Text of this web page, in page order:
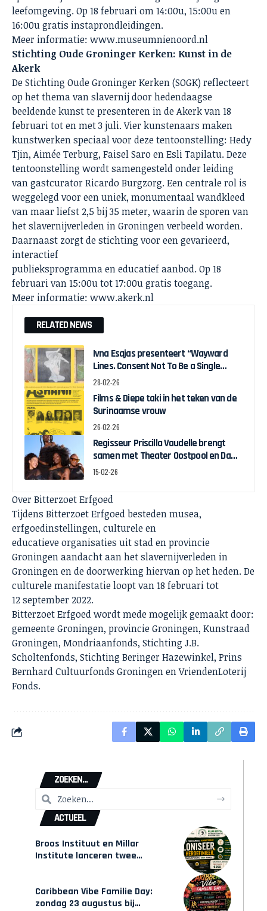
leefomgeving. Op 18 februari om 14:00u, 15:00u en
16:00u gratis instaprondleidingen.
Meer informatie: www.museumnienoord.nl
Stichting Oude Groninger Kerken: Kunst in de
Akerk
De Stichting Oude Groninger Kerken (SOGK) reflecteert
op het thema van slavernij door hedendaagse
beeldende kunst te presenteren in de Akerk van 18
februari tot en met 3 juli. Vier kunstenaars maken
kunstwerken speciaal voor deze tentoonstelling: Hedy
Tjin, Aimée Terburg, Faisel Saro en Esli Tapilatu. Deze
tentoonstelling wordt samengesteld onder leiding
van gastcurator Ricardo Burgzorg. Een centrale rol is
weggelegd voor een uniek, monumentaal wandkleed
van maar liefst 2,5 bij 35 meter, waarin de sporen van
het slavernijverleden in Groningen verbeeld worden.
Daarnaast zorgt de stichting voor een gevarieerd,
interactief
publieksprogramma en educatief aanbod. Op 18
februari van 15:00u tot 17:00u gratis toegang.
Meer informatie: www.akerk.nl
RELATED NEWS
Ivna Esajas presenteert “Wayward
Lines. Consent Not To Be a Single
Being” in Stedelijk Museum
Amsterdam
28-02-26
Films & Diepe taki in het teken van de
Surinaamse vrouw
26-02-26
Regisseur Priscilla Vaudelle brengt
samen met Theater Oostpool en Dawn
Collective BLACK JOY naar het theater
15-02-26
Over Bitterzoet Erfgoed
Tijdens Bitterzoet Erfgoed besteden musea,
erfgoedinstellingen, culturele en
educatieve organisaties uit stad en provincie
Groningen aandacht aan het slavernijverleden in
Groningen en de doorwerking hiervan op het heden. De
culturele manifestatie loopt van 18 februari tot
12 september 2022.
Bitterzoet Erfgoed wordt mede mogelijk gemaakt door:
gemeente Groningen, provincie Groningen, Kunstraad
Groningen, Mondriaanfonds, Stichting J.B.
Scholtenfonds, Stichting Beringer Hazewinkel, Prins
Bernhard Cultuurfonds Groningen en VriendenLoterij
Fonds.
ZOEKEN...
ACTUEEL
Broos Instituut en Millar
Institute lanceren twee
Caribbean Vibe Familie Day:
zondag 23 augustus bij